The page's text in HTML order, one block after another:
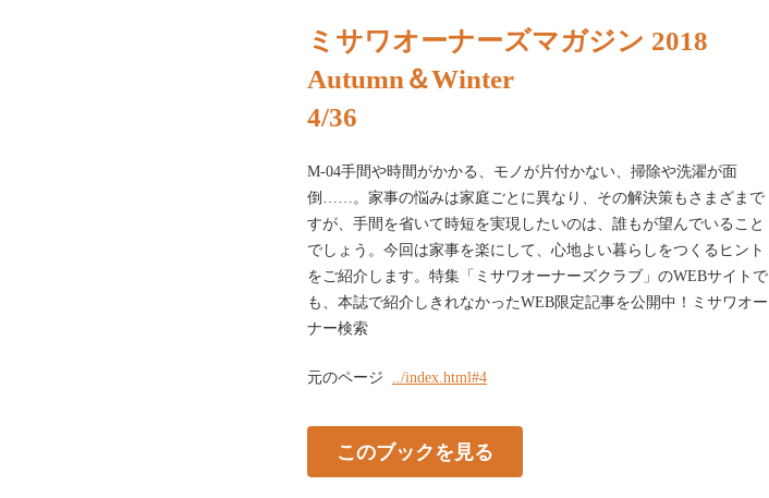
ミサワオーナーズマガジン 2018
Autumn＆Winter
4/36
M-04手間や時間がかかる、モノが片付かない、掃除や洗濯が面
倒……。家事の悩みは家庭ごとに異なり、その解決策もさまざまで
すが、手間を省いて時短を実現したいのは、誰もが望んでいること
でしょう。今回は家事を楽にして、心地よい暮らしをつくるヒント
をご紹介します。特集「ミサワオーナーズクラブ」のWEBサイトで
も、本誌で紹介しきれなかったWEB限定記事を公開中！ミサワオー
ナー検索
元のページ ../index.html#4
このブックを見る